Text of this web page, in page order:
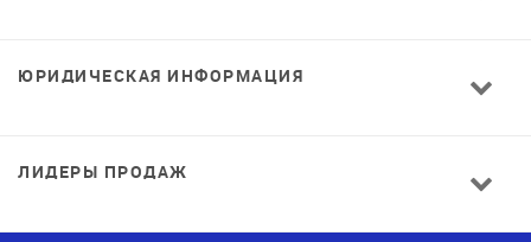
ЮРИДИЧЕСКАЯ ИНФОРМАЦИЯ
ЛИДЕРЫ ПРОДАЖ